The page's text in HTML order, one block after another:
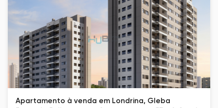
Apartamento à venda em Londrina, Gleba